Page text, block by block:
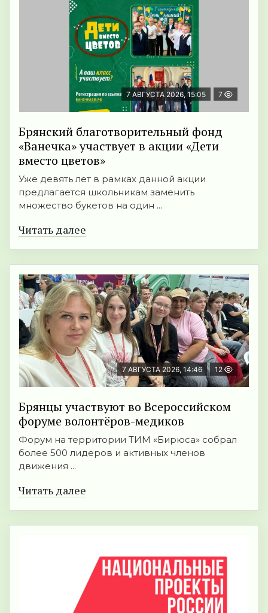
7 АВГУСТА 2026, 15:05 7
Брянский благотворительный фонд
«Ванечка» участвует в акции «Дети
вместо цветов»
Уже девять лет в рамках данной акции
предлагается школьникам заменить
множество букетов на один ...
Читать далее
7 АВГУСТА 2026, 14:46 12
Брянцы участвуют во Всероссийском
форуме волонтёров-медиков
Форум на территории ТИМ «Бирюса» собрал
более 500 лидеров и активных членов
движения ...
Читать далее